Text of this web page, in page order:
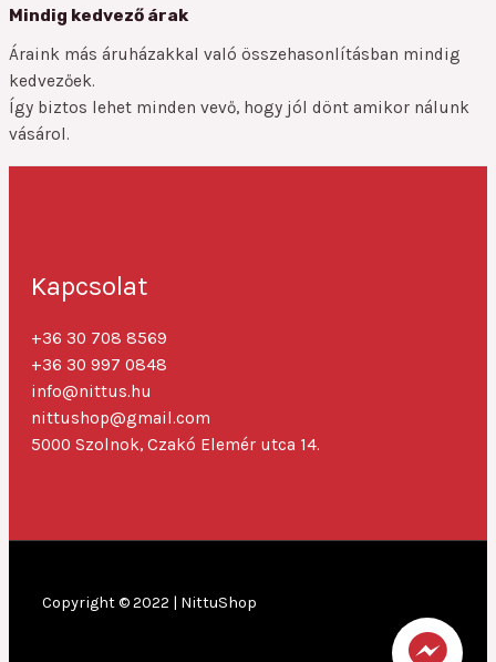
Mindig kedvező árak
Áraink más áruházakkal való összehasonlításban mindig
kedvezőek.
Így biztos lehet minden vevő, hogy jól dönt amikor nálunk
vásárol.
Kapcsolat
+36 30 708 8569
+36 30 997 0848
info@nittus.hu
nittushop@gmail.com
5000 Szolnok, Czakó Elemér utca 14.
Copyright © 2022 | NittuShop